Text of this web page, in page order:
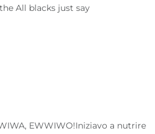
All blacks just say
EWWIWO!Iniziavo a nutrire